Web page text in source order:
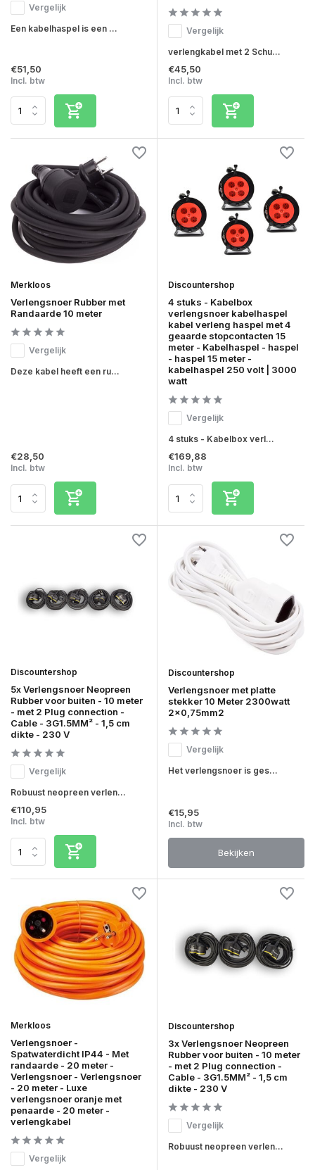
Vergelijk
Een kabelhaspel is een ...
€51,50
Incl. btw
Vergelijk
verlengkabel met 2 Schu...
€45,50
Incl. btw
Merkloos
Verlengsnoer Rubber met
Randaarde 10 meter
Vergelijk
Deze kabel heeft een ru...
€28,50
Incl. btw
Discountershop
4 stuks - Kabelbox
verlengsnoer kabelhaspel
kabel verleng haspel met 4
geaarde stopcontacten 15
meter - Kabelhaspel - haspel
- haspel 15 meter -
kabelhaspel 250 volt | 3000
watt
Vergelijk
4 stuks - Kabelbox verl...
€169,88
Incl. btw
Discountershop
5x Verlengsnoer Neopreen
Rubber voor buiten - 10 meter
- met 2 Plug connection -
Cable - 3G1.5MM² - 1,5 cm
dikte - 230 V
Vergelijk
Robuust neopreen verlen...
€110,95
Incl. btw
Discountershop
Verlengsnoer met platte
stekker 10 Meter 2300watt
2x0,75mm2
Vergelijk
Het verlengsnoer is ges...
€15,95
Incl. btw
Bekijken
Merkloos
Verlengsnoer -
Spatwaterdicht IP44 - Met
randaarde - 20 meter -
Verlengsnoer - Verlengsnoer
- 20 meter - Luxe
verlengsnoer oranje met
penaarde - 20 meter -
verlengkabel
Vergelijk
Discountershop
3x Verlengsnoer Neopreen
Rubber voor buiten - 10 meter
- met 2 Plug connection -
Cable - 3G1.5MM² - 1,5 cm
dikte - 230 V
Vergelijk
Robuust neopreen verlen...